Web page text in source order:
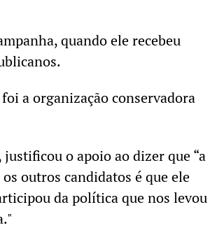
quando ele recebeu
a organização conservadora
o apoio ao dizer que “a
outros candidatos é que ele
da política que nos levou